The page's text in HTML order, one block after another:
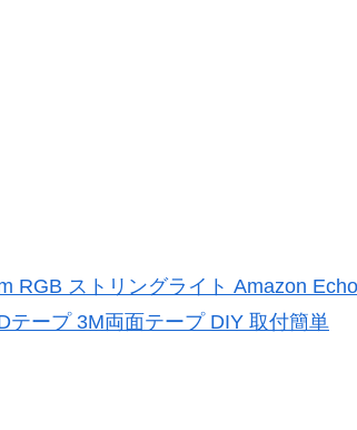
RGB ストリングライト Amazon
ープ 3M両面テープ DIY 取付簡単